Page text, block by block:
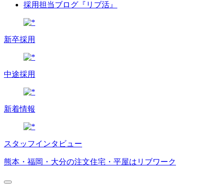
採用担当ブログ『リブ活』
新卒採用
中途採用
新着情報
スタッフインタビュー
熊本・福岡・大分の注文住宅・平屋はリブワーク